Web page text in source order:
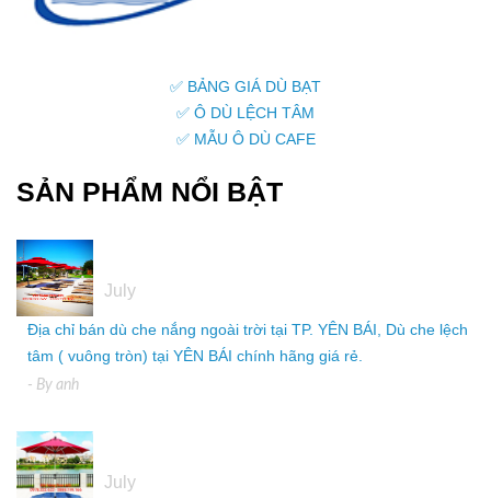
✅ BẢNG GIÁ DÙ BẠT
✅ Ô DÙ LỆCH TÂM
✅ MẪU Ô DÙ CAFE
SẢN PHẨM NỔI BẬT
July
Địa chỉ bán dù che nắng ngoài trời tại TP. YÊN BÁI, Dù che lệch
tâm ( vuông tròn) tại YÊN BÁI chính hãng giá rẻ.
- By anh
July